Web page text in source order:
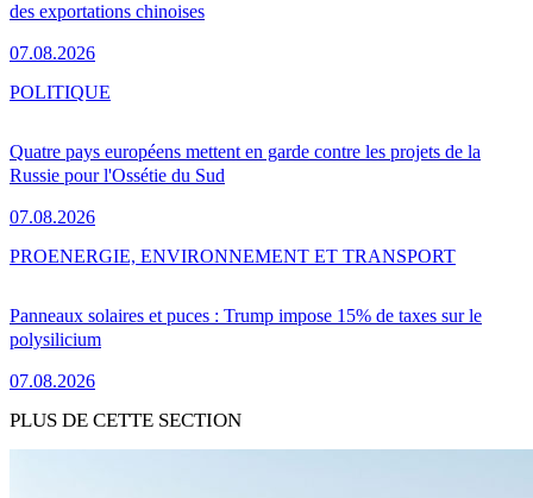
des exportations chinoises
07.08.2026
Quatre pays européens mettent en garde contre les projets de la
Russie pour l'Ossétie du Sud
07.08.2026
POLITIQUE
Panneaux solaires et puces : Trump impose 15% de taxes sur le
polysilicium
07.08.2026
PROENERGIE, ENVIRONNEMENT ET TRANSPORT
PLUS DE CETTE SECTION